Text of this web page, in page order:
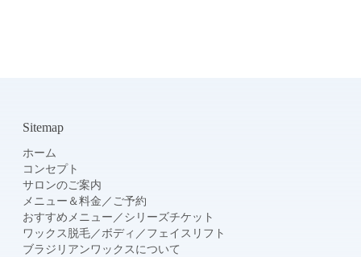
Sitemap
ホーム
コンセプト
サロンのご案内
メニュー＆料金 ／ ご予約
おすすめメニュー ／ シリーズチケット
ワックス脱毛／ボディ ／ フェイスリフト
ブラジリアンワックスについて